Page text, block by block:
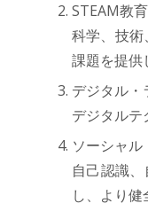
STEAM教育
科学、技
課題を提供
デジタル・
デジタルテ
ソーシャ
自己認識
し、より健